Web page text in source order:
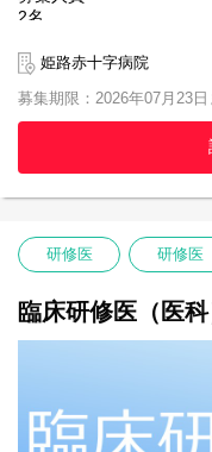
2名
応募資格
2026年度歯科マッチング
歯科医師免許取得予定者
自筆の履歴書 ※当院指定
学業成績証明書
卒業見込証明書
以上の書類を揃えて姫路
①令和8年8月6日（木）
②令和8年8月11日（火）
姫路赤十字病院
募集期限：2026年07月23日
研修医 研修医
臨床研修医（医科